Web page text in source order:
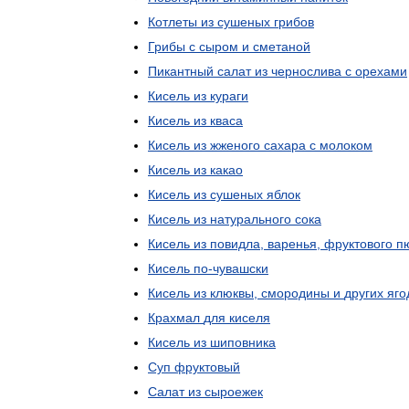
Котлеты из сушеных грибов
Грибы с сыром и сметаной
Пикантный салат из чернослива с орехами
Кисель из кураги
Кисель из кваса
Кисель из жженого сахара с молоком
Кисель из какао
Кисель из сушеных яблок
Кисель из натурального сока
Кисель из повидла варенья фруктового
Кисель по-чувашски
Кисель из клюквы смородины и других
Крахмал для киселя
Кисель из шиповника
Суп фруктовый
Салат из сыроежек